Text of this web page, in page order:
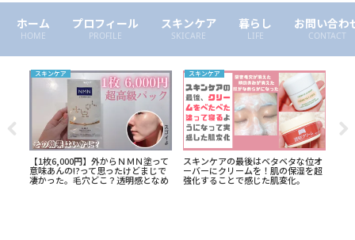
ホーム
HOME
プロフィール
PROFILE
スキンケア
SKICARE
暮らし
LIFE
お問い合わ
CONTACT
スキンケア
【1枚6,000円】外からＮＭＮ塗って
意味あんの!?って思ったけどまじで
凄かった。毛穴どこ？透明感となめ
スキンケア
スキンケアの最後はベタベタな位オ
ーバーにクリームを！肌の保湿を超
強化することで感じた肌変化。